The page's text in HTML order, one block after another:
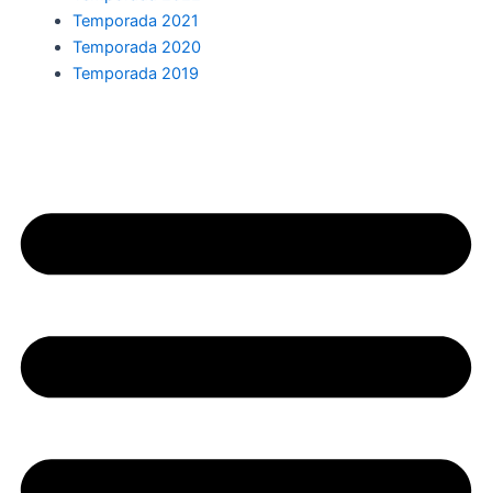
Temporada 2021
Temporada 2020
Temporada 2019